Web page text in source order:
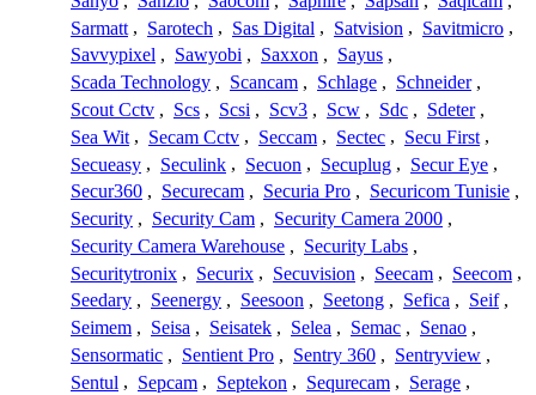
Sarmatt , Sarotech , Sas Digital , Satvision , Savitmicro ,
Savvypixel , Sawyobi , Saxxon , Sayus ,
Scada Technology , Scancam , Schlage , Schneider ,
Scout Cctv , Scs , Scsi , Scv3 , Scw , Sdc , Sdeter ,
Sea Wit , Secam Cctv , Seccam , Sectec , Secu First ,
Secueasy , Seculink , Secuon , Secuplug , Secur Eye ,
Secur360 , Securecam , Securia Pro , Securicom Tunisie ,
Security , Security Cam , Security Camera 2000 ,
Security Camera Warehouse , Security Labs ,
Securitytronix , Securix , Secuvision , Seecam , Seecom ,
Seedary , Seenergy , Seesoon , Seetong , Sefica , Seif ,
Seimem , Seisa , Seisatek , Selea , Semac , Senao ,
Sensormatic , Sentient Pro , Sentry 360 , Sentryview ,
Sentul , Sepcam , Septekon , Sequrecam , Serage ,